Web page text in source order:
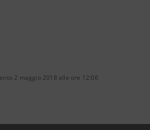
2 maggio 2018 alle ore 12:06